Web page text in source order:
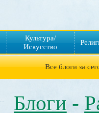
Культура/
Искусство
Все блоги за
Блоги -